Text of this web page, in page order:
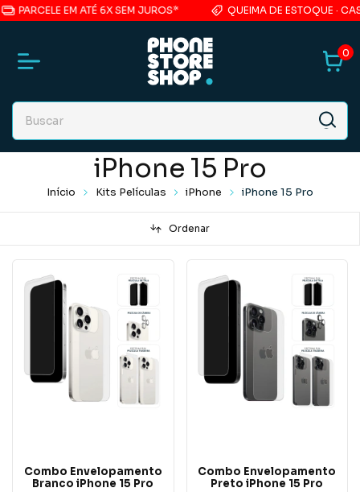
PARCELE EM ATÉ 6X SEM JUROS* QUEIMA DE ESTOQUE · CASE
0
iPhone 15 Pro
Início Kits Películas iPhone iPhone 15 Pro
Ordenar
Combo Envelopamento
Branco iPhone 15 Pro
Combo Envelopamento
Preto iPhone 15 Pro